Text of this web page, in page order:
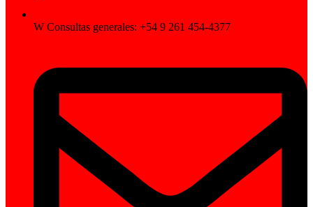
W Consultas generales: +54 9 261 454-4377